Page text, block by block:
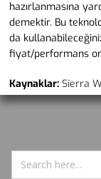
hazırlanmasına
demektir. Bu
da
fiyat/performans
Kaynaklar: Sierra